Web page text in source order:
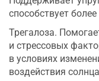
способствует
Трегалоза.
и стрессовых
в условиях
воздействия